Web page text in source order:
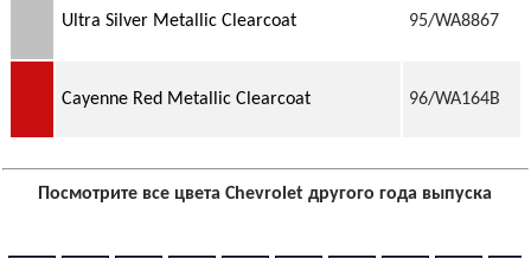
Ultra Silver Metallic Clearcoat 95/WA8867
Cayenne Red Metallic Clearcoat 96/WA164B
Посмотрите все цвета Chevrolet другого года выпуска